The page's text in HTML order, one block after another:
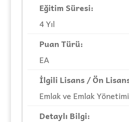
4 Yıl
EA
Emlak ve Emlak Yönetimi